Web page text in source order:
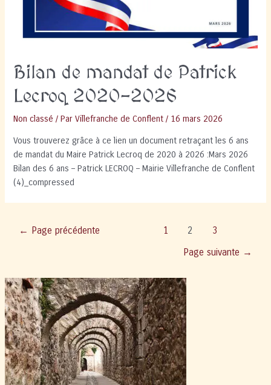
Bilan de mandat de Patrick
Lecroq 2020-2026
Non classé / ParVillefranche de Conflent / 16 mars 2026
Vous trouverez grâce à ce lien un document retraçant les 6 ans
de mandat du Maire Patrick Lecroq de 2020 à 2026 :Mars 2026
Bilan des 6 ans – Patrick LECROQ – Mairie Villefranche de Conflent
(4)_compressed
Pagination
← Page précédente 1 2 3
Page suivante →